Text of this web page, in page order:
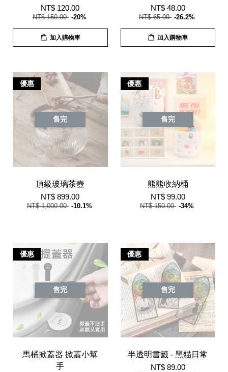
NT$ 120.00
NT$ 150.00 -20%
加入購物車
NT$ 48.00
NT$ 65.00 -26.2%
加入購物車
優惠
售完
頂級玻璃茶壺
NT$ 899.00
NT$ 1,000.00 -10.1%
優惠
售完
熊熊收納桶
NT$ 99.00
NT$ 150.00 -34%
優惠
售完
馬桶掀蓋器 掀蓋小幫
手
優惠
售完
半透明書籤 - 黑貓日常
NT$ 89.00